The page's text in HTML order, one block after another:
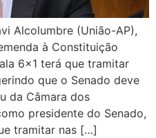
Alcolumbre (União-AP),
à Constituição
6×1 terá que tramitar
que o Senado deve
da Câmara dos
presidente do Senado,
tramitar nas […]